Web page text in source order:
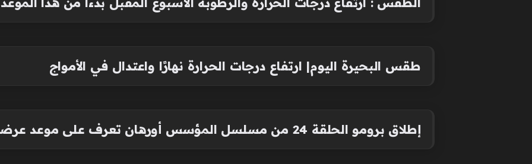
طقس البحيرة اليوم| ارتفاع درجات الحرارة نهارًا واعتدال في الأمواج
إطلاق برومو الحلقة 24 من مسلسل المؤسس أورهان تعرف على موعد عرضه